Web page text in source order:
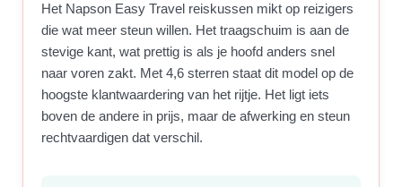
Het Napson Easy Travel reiskussen mikt op reizigers
die wat meer steun willen. Het traagschuim is aan de
stevige kant, wat prettig is als je hoofd anders snel
naar voren zakt. Met 4,6 sterren staat dit model op de
hoogste klantwaardering van het rijtje. Het ligt iets
boven de andere in prijs, maar de afwerking en steun
rechtvaardigen dat verschil.